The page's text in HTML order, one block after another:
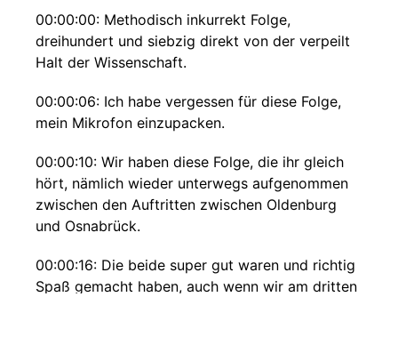
00:00:00: Methodisch inkurrekt Folge,
dreihundert und siebzig direkt von der verpeilt
Halt der Wissenschaft.
00:00:06: Ich habe vergessen für diese Folge,
mein Mikrofon einzupacken.
00:00:10: Wir haben diese Folge, die ihr gleich
hört, nämlich wieder unterwegs aufgenommen
zwischen den Auftritten zwischen Oldenburg
und Osnabrück.
00:00:16: Die beide super gut waren und richtig
Spaß gemacht haben, auch wenn wir am dritten